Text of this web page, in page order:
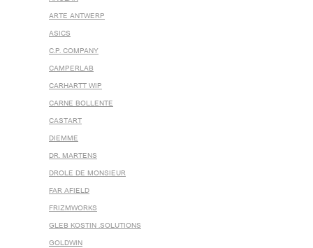
ARTE ANTWERP
ASICS
C.P. COMPANY
CAMPERLAB
CARHARTT WIP
CARNE BOLLENTE
CASTART
DIEMME
DR. MARTENS
DROLE DE MONSIEUR
FAR AFIELD
FRIZMWORKS
GLEB KOSTIN .SOLUTIONS
GOLDWIN